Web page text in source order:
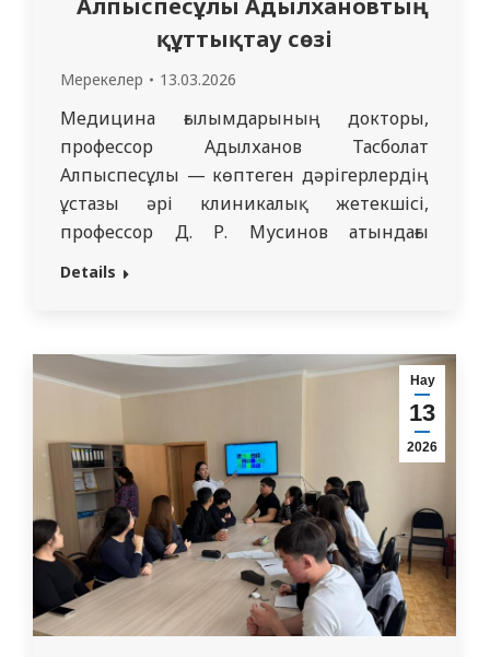
құттықтау сөзі
Мерекелер 13.03.2026
Медицина ғылымдарының докторы,
профессор Адылханов Тасболат
Алпыспесұлы — көптеген дәрігерлердің
ұстазы әрі клиникалық жетекшісі,
профессор Д. Р. Мусинов атындағы
клиникалық онкология, радиология және
қызметкерлерін Наурыз мерекесі және
Көрісу күнімен құттықтады. Өз
құттықтау сөзінде профессор Наурыз
мерекесі жаңару, бірлік пен ізгі
бастамалардың символы…
Details
Нау
13
2026